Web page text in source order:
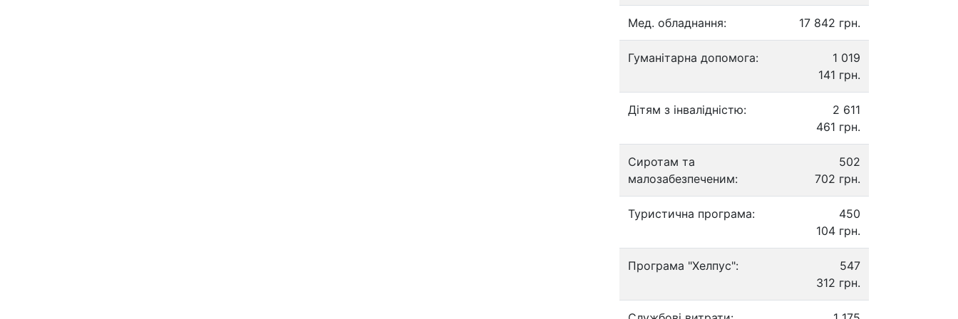
Мед. обладнання: 17 842 грн.
Гуманітарна допомога:
1 019
141 грн.
Дітям з інвалідністю:
2 611
461 грн.
Сиротам та
малозабезпеченим:
502
702 грн.
Туристична програма:
450
104 грн.
Програма "Хелпус":
547
312 грн.